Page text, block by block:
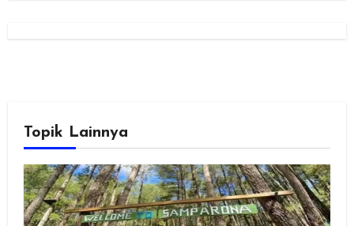
Topik Lainnya